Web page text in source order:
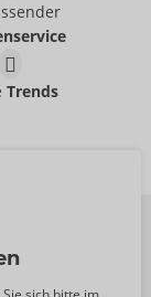
- ORION Brand
€
Trends